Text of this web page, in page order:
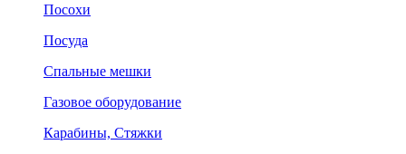
Посохи
Посуда
Спальные мешки
Газовое оборудование
Карабины, Стяжки